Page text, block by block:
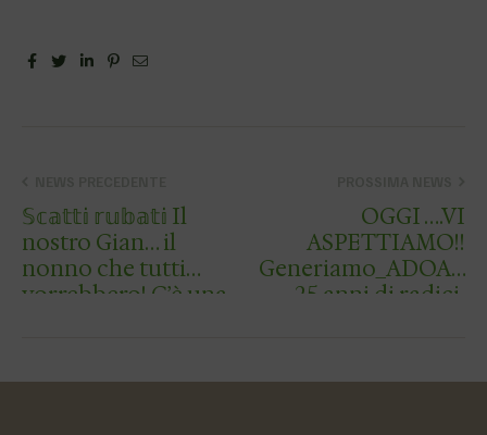
FacebookTwitterLinkedinPinterest
Email
𝕊𝕔𝕒𝕥𝕥𝕚 𝕣𝕦𝕓𝕒𝕥𝕚 Il
nostro Gian… il
nonno che tutti
vorrebbero! C’è una
OGGI ….VI
ASPETTIAMO!!
Generiamo_ADOA…
25 anni di radici,